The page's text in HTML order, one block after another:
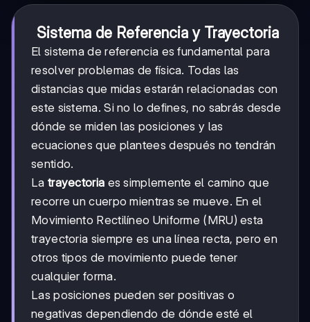
Sistema de Referencia y Trayectoria
El sistema de referencia es fundamental para
resolver problemas de física. Todas las
distancias que midas estarán relacionadas con
este sistema. Si no lo defines, no sabrás desde
dónde se miden las posiciones y las
ecuaciones que plantees después no tendrán
sentido.
La trayectoria es simplemente el camino que
recorre un cuerpo mientras se mueve. En el
Movimiento Rectilíneo Uniforme (MRU) esta
trayectoria siempre es una línea recta, pero en
otros tipos de movimiento puede tener
cualquier forma.
Las posiciones pueden ser positivas o
negativas dependiendo de dónde esté el